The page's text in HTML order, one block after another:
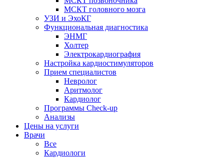
МСКТ головного мозга
УЗИ и ЭхоКГ
Функциональная диагностика
ЭНМГ
Холтер
Электрокардиография
Настройка кардиостимуляторов
Прием специалистов
Невролог
Аритмолог
Кардиолог
Программы Check-up
Анализы
Цены на услуги
Врачи
Все
Кардиологи